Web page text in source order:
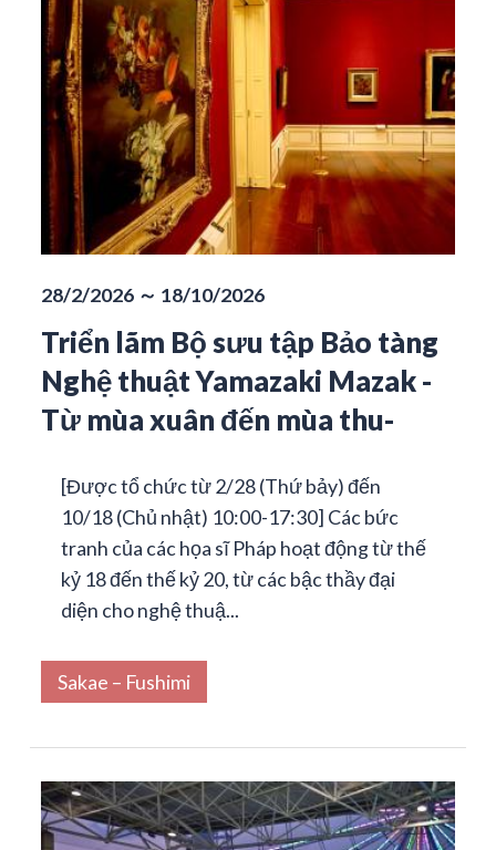
28/2/2026 ～ 18/10/2026
Triển lãm Bộ sưu tập Bảo tàng
Nghệ thuật Yamazaki Mazak -
Từ mùa xuân đến mùa thu-
[Được tổ chức từ 2/28 (Thứ bảy) đến
10/18 (Chủ nhật) 10:00-17:30] Các bức
tranh của các họa sĩ Pháp hoạt động từ thế
kỷ 18 đến thế kỷ 20, từ các bậc thầy đại
diện cho nghệ thuậ...
Sakae – Fushimi